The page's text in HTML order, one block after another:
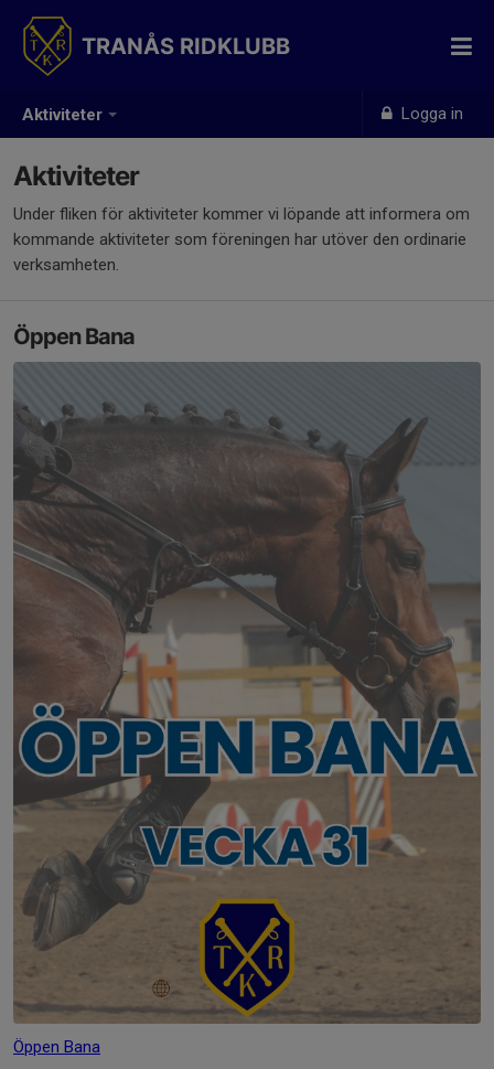
Aktiviteter Logga in
TRANÅS RIDKLUBB
Aktiviteter
Under fliken för aktiviteter kommer vi löpande att informera om
kommande aktiviteter som föreningen har utöver den ordinarie
verksamheten.
Öppen Bana
Öppen Bana